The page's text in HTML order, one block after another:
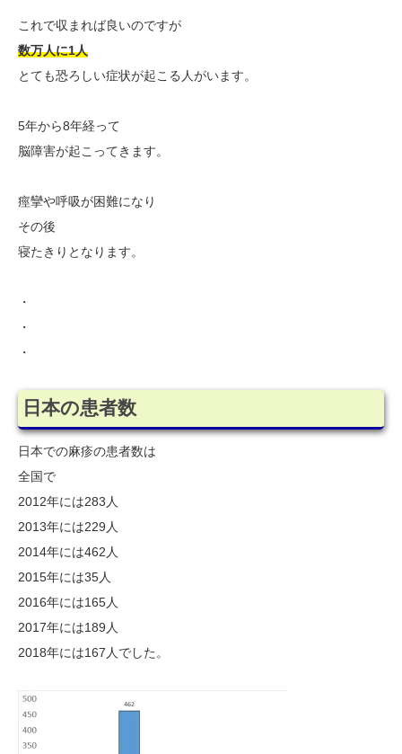
これで収まれば良いのですが
数万人に1人
とても恐ろしい症状が起こる人がいます。
5年から8年経って
脳障害が起こってきます。
痙攣や呼吸が困難になり
その後
寝たきりとなります。
・
・
・
日本の患者数
日本での麻疹の患者数は
全国で
2012年には283人
2013年には229人
2014年には462人
2015年には35人
2016年には165人
2017年には189人
2018年には167人でした。